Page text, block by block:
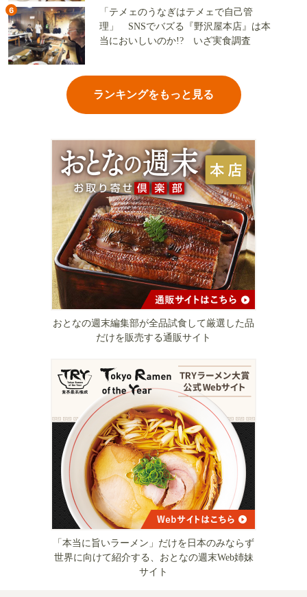
6
「テメェのうなぎはテメェで自己管
理」 SNSでバズる『野沢屋本店』は本
当においしいのか!? いざ実食調査
ランキングをもっと見る
おとなの週末編集部が全品試食して厳選した品
だけを販売する通販サイト
「本当に旨いラーメン」だけを日本のみならず
世界に向けて紹介する、おとなの週末Web姉妹
サイト